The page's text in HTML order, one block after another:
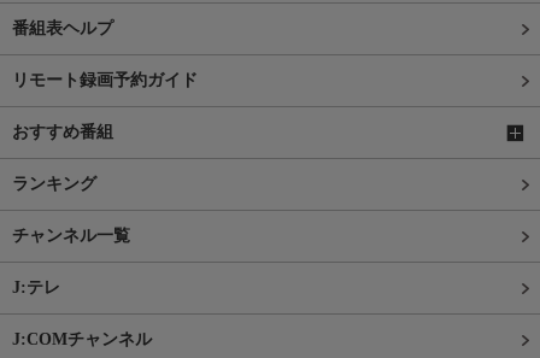
番組表ヘルプ
リモート録画予約ガイド
おすすめ番組
ランキング
チャンネル一覧
J:テレ
J:COMチャンネル